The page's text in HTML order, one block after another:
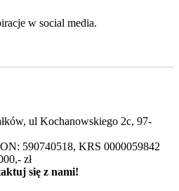
w social media.
ul Kochanowskiego 2c, 97-
590740518, KRS 0000059842
zł
się z nami!